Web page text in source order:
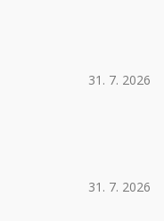
31. 7. 2026
31. 7. 2026